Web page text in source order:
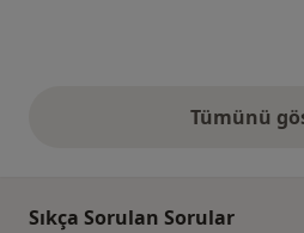
Tümünü
Sıkça Sorulan Sorular